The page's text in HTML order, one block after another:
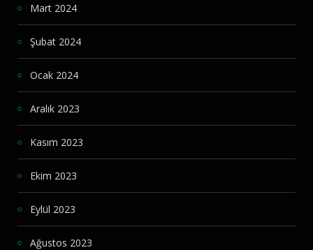
Mart 2024
Şubat 2024
Ocak 2024
Aralık 2023
Kasım 2023
Ekim 2023
Eylül 2023
Ağustos 2023